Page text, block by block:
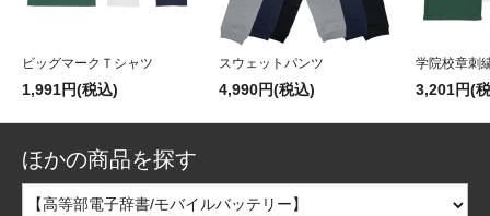
ビッグマークＴシャツ
1,991円(税込)
スウェットパンツ
4,990円(税込)
学院校章刺
3,201円(
ほかの商品を探す